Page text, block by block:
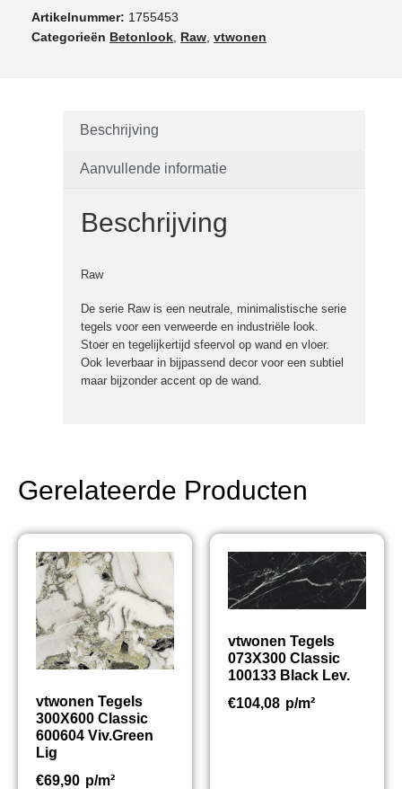
Artikelnummer: 1755453
Categorieën Betonlook, Raw, vtwonen
Beschrijving
Aanvullende informatie
Beschrijving
Raw
De serie Raw is een neutrale, minimalistische serie
tegels voor een verweerde en industriële look.
Stoer en tegelijkertijd sfeervol op wand en vloer.
Ook leverbaar in bijpassend decor voor een subtiel
maar bijzonder accent op de wand.
Gerelateerde Producten
vtwonen Tegels
300X600 Classic
600604 Viv.Green
Lig
€69,90 p/m²
vtwonen Tegels
073X300 Classic
100133 Black Lev.
€104,08 p/m²